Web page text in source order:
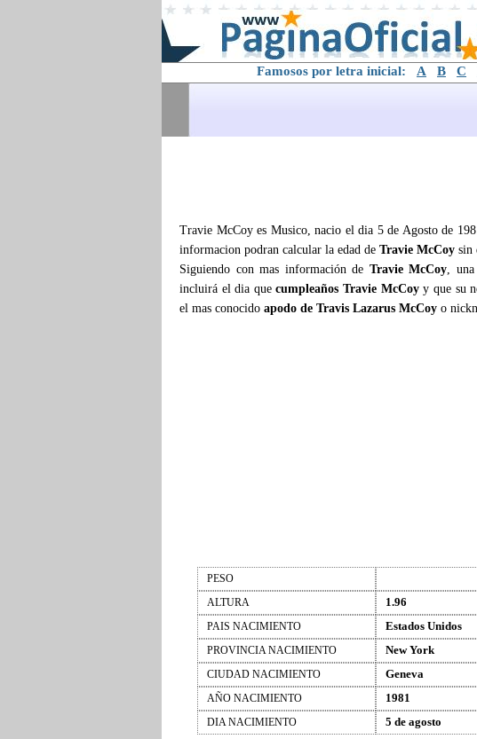
Famosos por letra inicial: A B C
Travie McCoy es Musico, nacio el dia 5 de Agosto de
informacion podran calcular la edad de Travie McCoy sin
Siguiendo con mas información de Travie McCoy, una
incluirá el dia quecumpleaños Travie McCoyy que su
el mas conocido apodo de Travis Lazarus McCoy o
PESO
ALTURA
1.96
PAIS NACIMIENTO Estados Unidos
PROVINCIA NACIMIENTO New York
CIUDAD NACIMIENTO Geneva
AÑO NACIMIENTO 1981
DIA NACIMIENTO 5 de agosto